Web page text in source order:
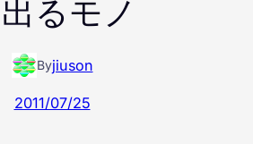
るモノ
Byjiuson
2011/07/25